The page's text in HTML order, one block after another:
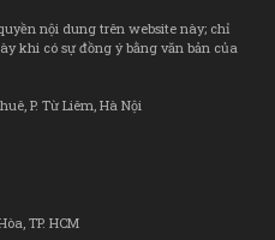
nội dung trên website này; chỉ
khi có sự đồng ý bằng văn bản của
P. Từ Liêm, Hà Nội
TP. HCM